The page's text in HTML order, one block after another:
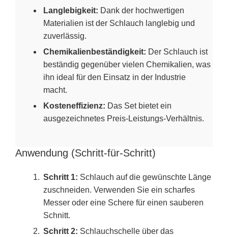
Langlebigkeit: Dank der hochwertigen
Materialien ist der Schlauch langlebig und
zuverlässig.
Chemikalienbeständigkeit: Der Schlauch ist
beständig gegenüber vielen Chemikalien, was
ihn ideal für den Einsatz in der Industrie
macht.
Kosteneffizienz: Das Set bietet ein
ausgezeichnetes Preis-Leistungs-Verhältnis.
Anwendung (Schritt-für-Schritt)
Schritt 1: Schlauch auf die gewünschte Länge
zuschneiden. Verwenden Sie ein scharfes
Messer oder eine Schere für einen sauberen
Schnitt.
Schritt 2: Schlauchschelle über das